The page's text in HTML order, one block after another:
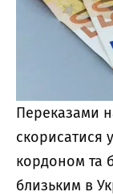
Переказами
скорисатися
кордоном та
близьким в